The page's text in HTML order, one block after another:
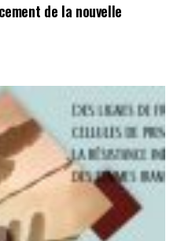
de la nouvelle